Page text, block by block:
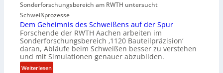
G
l
e
n
z
w
i
e
p
L
ü
b
e
r
n
Sonderforschungsbereich am RWTH untersucht
Schweißprozesse
Dem Geheimnis des Schweißens auf der Spur
Forschende der RWTH Aachen arbeiten im
Sonderforschungsbereich ‚1120 Bauteilpräzision‘
daran, Abläufe beim Schweißen besser zu verstehen
und mit Simulationen genauer abzubilden.
Weiterlesen: